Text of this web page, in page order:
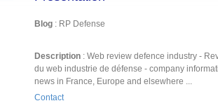
Blog : RP Defense
Description : Web review defence industry -
du web industrie de défense - company
news in France, Europe and elsewhere ...
Contact